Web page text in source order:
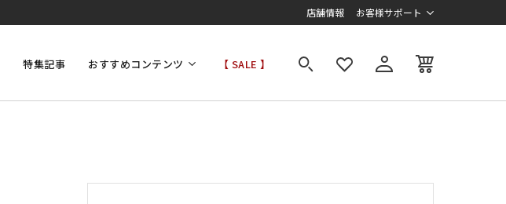
店舗情報 お客様サポート
特集記事 おすすめコンテンツ 【 SALE 】